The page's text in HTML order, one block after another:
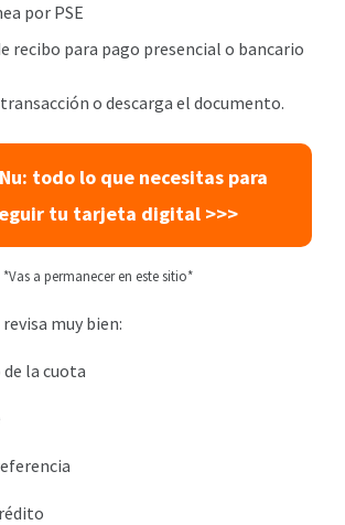
por PSE
recibo para pago presencial o bancario
o descarga el documento.
todo lo que necesitas para
tu tarjeta digital >>>
*Vas a permanecer en este sitio*
muy bien:
la cuota